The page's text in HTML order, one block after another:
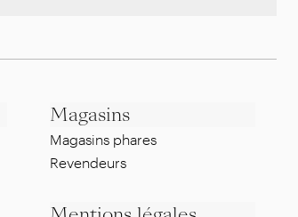
Magasins
Magasins phares
Revendeurs